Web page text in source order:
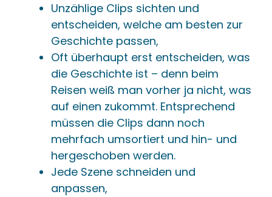
Unzählige Clips sichten und
entscheiden, welche am besten zur
Geschichte passen,
Oft überhaupt erst entscheiden, was
die Geschichte ist – denn beim
Reisen weiß man vorher ja nicht, was
auf einen zukommt. Entsprechend
müssen die Clips dann noch
mehrfach umsortiert und hin- und
hergeschoben werden.
Jede Szene schneiden und
anpassen,